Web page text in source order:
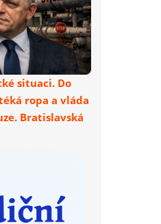
situaci. Do
ropa a vláda
Bratislavská